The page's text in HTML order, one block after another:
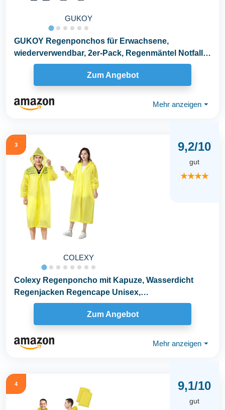
GUKOY
GUKOY Regenponchos für Erwachsene,
wiederverwendbar, 2er-Pack, Regenmäntel Notfall
für Frauen...
Zum Angebot
Mehr anzeigen ⏷
3
COLEXY
9,2/10
gut
★★★★
Colexy Regenponcho mit Kapuze, Wasserdicht
Regenjacken Regencape Unisex,
Wiederverwendbar...
Zum Angebot
Mehr anzeigen ⏷
4 9,1/10
gut